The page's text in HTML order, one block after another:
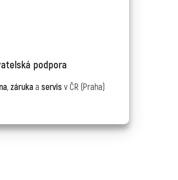
podpora
, zárukaa servis v ČR (Praha)